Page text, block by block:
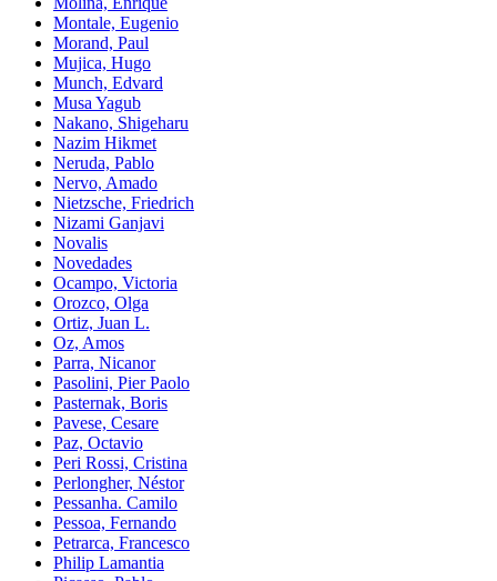
Montale, Eugenio
Morand, Paul
Mujica, Hugo
Munch, Edvard
Musa Yagub
Nakano, Shigeharu
Nazim Hikmet
Neruda, Pablo
Nervo, Amado
Nietzsche, Friedrich
Nizami Ganjavi
Novalis
Novedades
Ocampo, Victoria
Orozco, Olga
Ortiz, Juan L.
Oz, Amos
Parra, Nicanor
Pasolini, Pier Paolo
Pasternak, Boris
Pavese, Cesare
Paz, Octavio
Peri Rossi, Cristina
Perlongher, Néstor
Pessanha. Camilo
Pessoa, Fernando
Petrarca, Francesco
Philip Lamantia